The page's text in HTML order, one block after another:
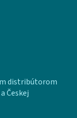
distribútorom
Českej